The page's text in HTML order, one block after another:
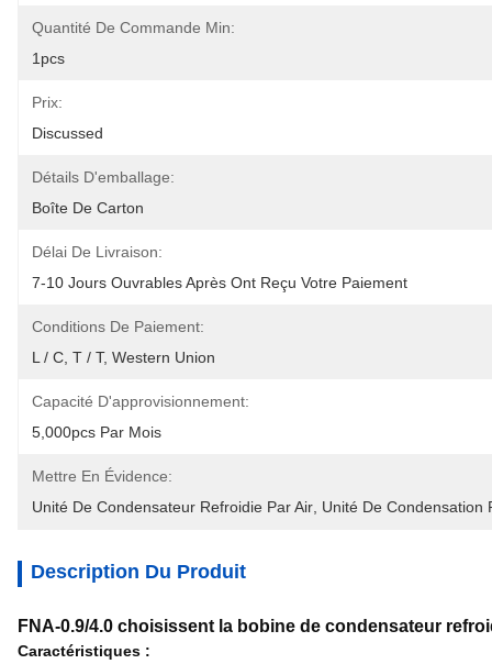
Quantité De Commande Min:
1pcs
Prix:
Discussed
Détails D'emballage:
Boîte De Carton
Délai De Livraison:
7-10 Jours Ouvrables Après Ont Reçu Votre Paiement
Conditions De Paiement:
L / C, T / T, Western Union
Capacité D'approvisionnement:
5,000pcs Par Mois
Mettre En Évidence:
Unité De Condensateur Refroidie Par Air Unité De Condensation
Description Du Produit
FNA-0.9/4.0 choisissent la bobine de condensateur
Caractéristiques :